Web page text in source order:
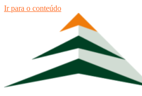
Ir para o conteúdo